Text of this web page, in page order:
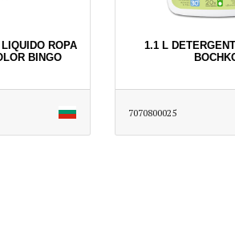
ROPA
BINGO
1.1 L
7070800025